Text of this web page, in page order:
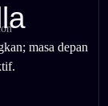
masa depan